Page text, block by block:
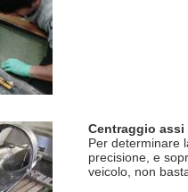
Centraggio assi
Per determinare
precisione, e
veicolo, non